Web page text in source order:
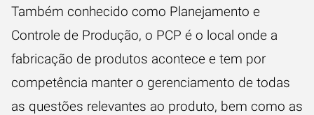
Também conhecido como Planejamento e
Controle de Produção, o PCP é o local onde a
fabricação de produtos acontece e tem por
competência manter o gerenciamento de todas
as questões relevantes ao produto, bem como as